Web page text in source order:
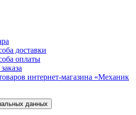
доставки
оплаты
интернет-магазина «Механик
данных